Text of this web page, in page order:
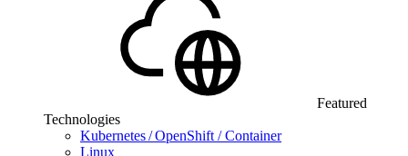
Featured
Technologies
Kubernetes / OpenShift / Container
Linux